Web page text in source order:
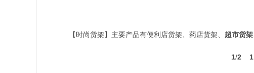
【时尚货架】主要产品有便利店货架、药店货架、 超市货架
1/2 1